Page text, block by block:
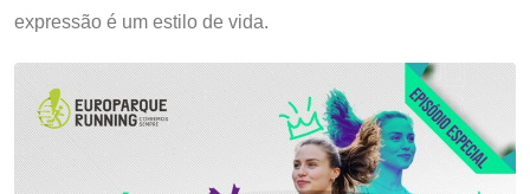
expressão é um estilo de vida.